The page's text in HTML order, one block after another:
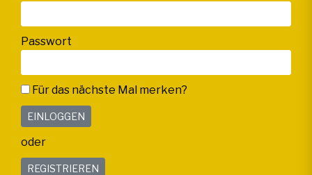
Passwort
Für das nächste Mal merken?
oder
REGISTRIEREN